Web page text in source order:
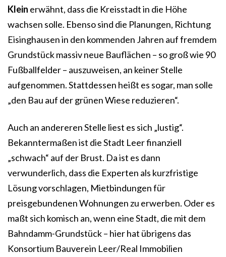
Klein erwähnt, dass die Kreisstadt in die Höhe
wachsen solle. Ebenso sind die Planungen, Richtung
Eisinghausen in den kommenden Jahren auf fremdem
Grundstück massiv neue Bauflächen – so groß wie 90
Fußballfelder – auszuweisen, an keiner Stelle
aufgenommen. Stattdessen heißt es sogar, man solle
„den Bau auf der grünen Wiese reduzieren“.
Auch an andereren Stelle liest es sich „lustig“.
Bekanntermaßen ist die Stadt Leer finanziell
„schwach“ auf der Brust. Da ist es dann
verwunderlich, dass die Experten als kurzfristige
Lösung vorschlagen, Mietbindungen für
preisgebundenen Wohnungen zu erwerben. Oder es
maßt sich komisch an, wenn eine Stadt, die mit dem
Bahndamm-Grundstück – hier hat übrigens das
Konsortium Bauverein Leer/Real Immobilien